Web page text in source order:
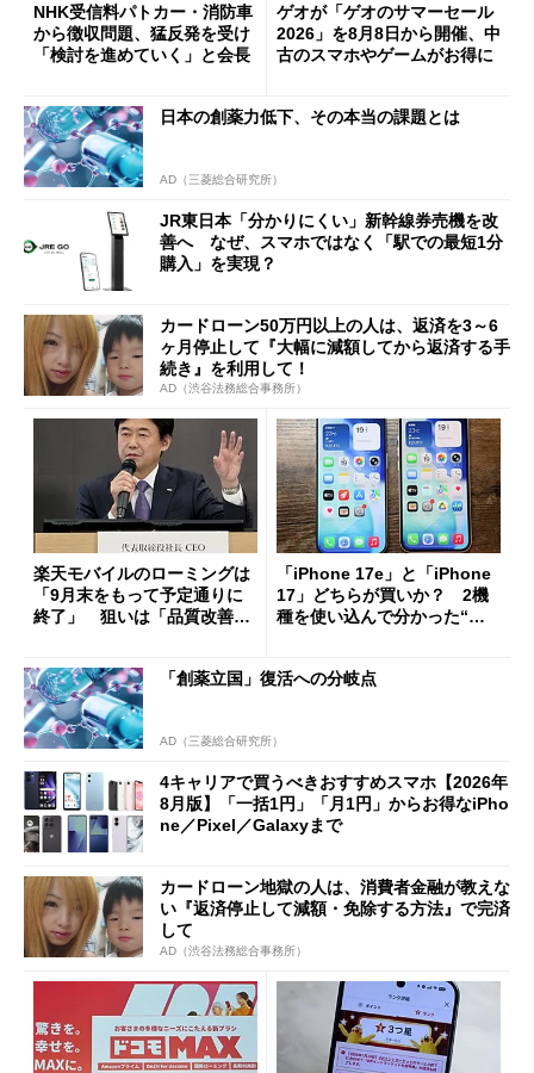
NHK受信料パトカー・消防車
から徴収問題、猛反発を受け
「検討を進めていく」と会長
ゲオが「ゲオのサマーセール
2026」を8月8日から開催、中
古のスマホやゲームがお得に
日本の創薬力低下、その本当の課題とは
AD（三菱総合研究所）
JR東日本「分かりにくい」新幹線券売機を改
善へ なぜ、スマホではなく「駅での最短1分
購入」を実現？
カードローン50万円以上の人は、返済を3～6
ヶ月停止して『大幅に減額してから返済する手
続き』を利用して！
AD（渋谷法務総合事務所）
楽天モバイルのローミングは
「9月末をもって予定通りに
終了」 狙いは「品質改善」
も
「iPhone 17e」と「iPhone
17」どちらが買いか？ 2機
種を使い込んで分かった“ス
「創薬立国」復活への分岐点
AD（三菱総合研究所）
4キャリアで買うべきおすすめスマホ【2026年
8月版】「一括1円」「月1円」からお得なiPho
ne／Pixel／Galaxyまで
カードローン地獄の人は、消費者金融が教えな
い『返済停止して減額・免除する方法』で完済
して
AD（渋谷法務総合事務所）